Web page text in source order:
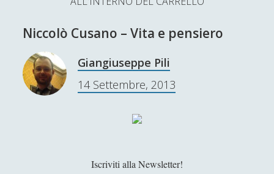
Contatti & Collabora!
La nostra storia
t
y
t
CERCA
S
e
Se apprezzi il nostro lavoro, puoi effettuare una
Niccolò Cusano – Vita e pensiero
Giangiuseppe Pili
14 Settembre, 2013
Iscriviti alla Newsletter!